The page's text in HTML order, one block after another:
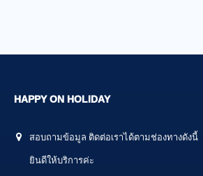
HAPPY ON HOLIDAY
สอบถามข้อมูล ติดต่อเราได้ตามช่องทางดังนี้
ยินดีให้บริการค่ะ